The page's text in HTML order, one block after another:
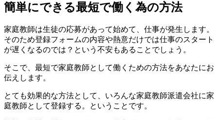
簡単にできる最短で働く為の方法
家庭教師は生徒の応募があって始めて、仕事が発生します。
そのため登録フォームの内容や熱意だけでは仕事のスタート
が遅くなるのでは？という不安もあることでしょう。
そこで、 最短で家庭教師として働くための方法をあなたにお
伝えします。
とても効果的な方法として、 いろんな家庭教師派遣会社に家
庭教師として登録する。
ということです。